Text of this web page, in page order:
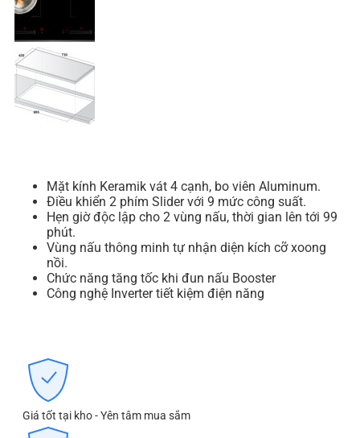
Mặt kính Keramik vát 4 cạnh, bo viên Aluminum.
Điều khiển 2 phím Slider với 9 mức công suất.
Hẹn giờ độc lập cho 2 vùng nấu, thời gian lên tới 99
phút.
Vùng nấu thông minh tự nhận diện kích cỡ xoong
nồi.
Chức năng tăng tốc khi đun nấu Booster
Công nghệ Inverter tiết kiệm điện năng
Giá tốt tại kho - Yên tâm mua sắm